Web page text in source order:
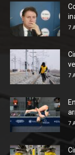
7
7
7